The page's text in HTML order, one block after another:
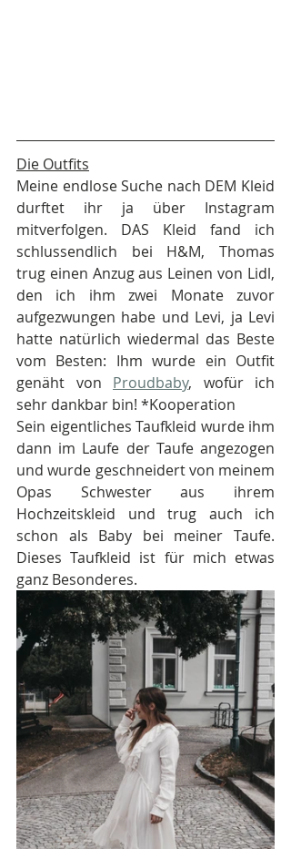
Die Outfits
Meine endlose Suche nach DEM Kleid
durftet ihr ja über Instagram
mitverfolgen. DAS Kleid fand ich
schlussendlich bei H&M, Thomas
trug einen Anzug aus Leinen von Lidl,
den ich ihm zwei Monate zuvor
aufgezwungen habe und Levi, ja Levi
hatte natürlich wiedermal das Beste
vom Besten: Ihm wurde ein Outfit
genäht von Proudbaby, wofür ich
sehr dankbar bin! *Kooperation
Sein eigentliches Taufkleid wurde ihm
dann im Laufe der Taufe angezogen
und wurde geschneidert von meinem
Opas Schwester aus ihrem
Hochzeitskleid und trug auch ich
schon als Baby bei meiner Taufe.
Dieses Taufkleid ist für mich etwas
ganz Besonderes.